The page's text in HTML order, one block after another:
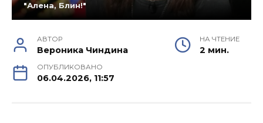
"Алена, Блин!"
АВТОР
Вероника Чиндина
НА ЧТЕНИЕ
2 мин.
ОПУБЛИКОВАНО
06.04.2026, 11:57